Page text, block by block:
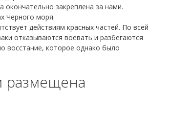
закреплена за нами.
Черного моря.
действиям красных частей. По всей
отказываются воевать и разбегаются
восстание, которое однако было
размещена